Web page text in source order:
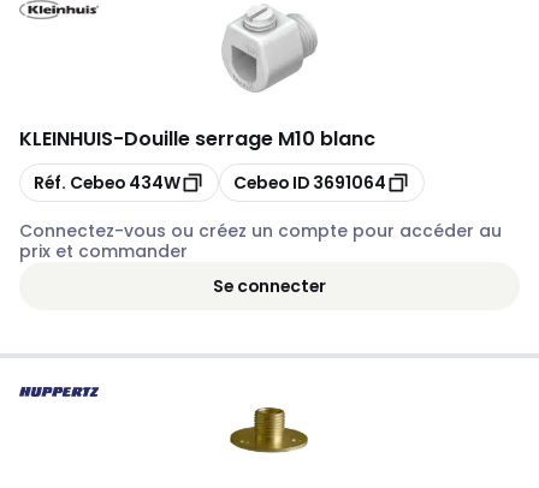
KLEINHUIS-Douille serrage M10 blanc
Copier
Réf. Cebeo 434W Copier
Cebeo ID 3691064
Connectez-vous ou créez un compte pour accéder au
prix et commander
Se connecter